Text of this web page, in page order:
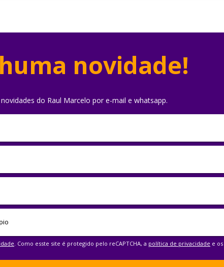
novidade!
do Raul Marcelo por e-mail e whatsapp.
. Como esste site é protegido pelo reCAPTCHA, a política de privacidade e os